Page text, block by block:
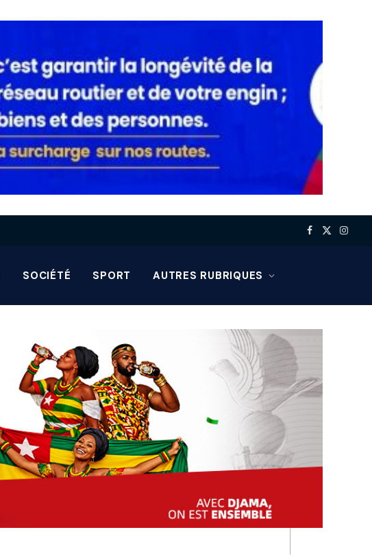
Facebook
X
SOCIÉTÉ SPORT AUTRES RUBRIQUES